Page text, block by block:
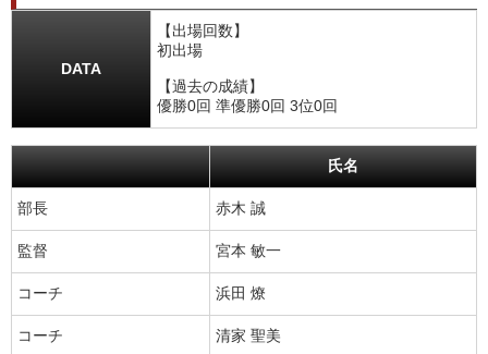
DATA
【出場回数】
初出場
【過去の成績】
優勝0回 準優勝0回 3位0回
氏名
部長 赤木 誠
監督 宮本 敏一
コーチ 浜田 燎
コーチ 清家 聖美